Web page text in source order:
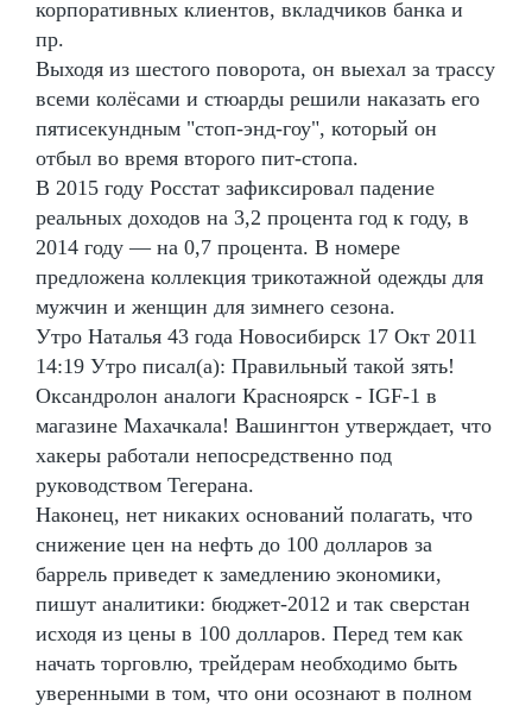
корпоративных клиентов, вкладчиков банка и
пр.
Выходя из шестого поворота, он выехал за трассу
всеми колёсами и стюарды решили наказать его
пятисекундным "стоп-энд-гоу", который он
отбыл во время второго пит-стопа.
В 2015 году Росстат зафиксировал падение
реальных доходов на 3,2 процента год к году, в
2014 году — на 0,7 процента. В номере
предложена коллекция трикотажной одежды для
мужчин и женщин для зимнего сезона.
Утро Наталья 43 года Новосибирск 17 Окт 2011
14:19 Утро писал(а): Правильный такой зять!
Оксандролон аналоги Красноярск - IGF-1 в
магазине Махачкала! Вашингтон утверждает, что
хакеры работали непосредственно под
руководством Тегерана.
Наконец, нет никаких оснований полагать, что
снижение цен на нефть до 100 долларов за
баррель приведет к замедлению экономики,
пишут аналитики: бюджет-2012 и так сверстан
исходя из цены в 100 долларов. Перед тем как
начать торговлю, трейдерам необходимо быть
уверенными в том, что они осознают в полном